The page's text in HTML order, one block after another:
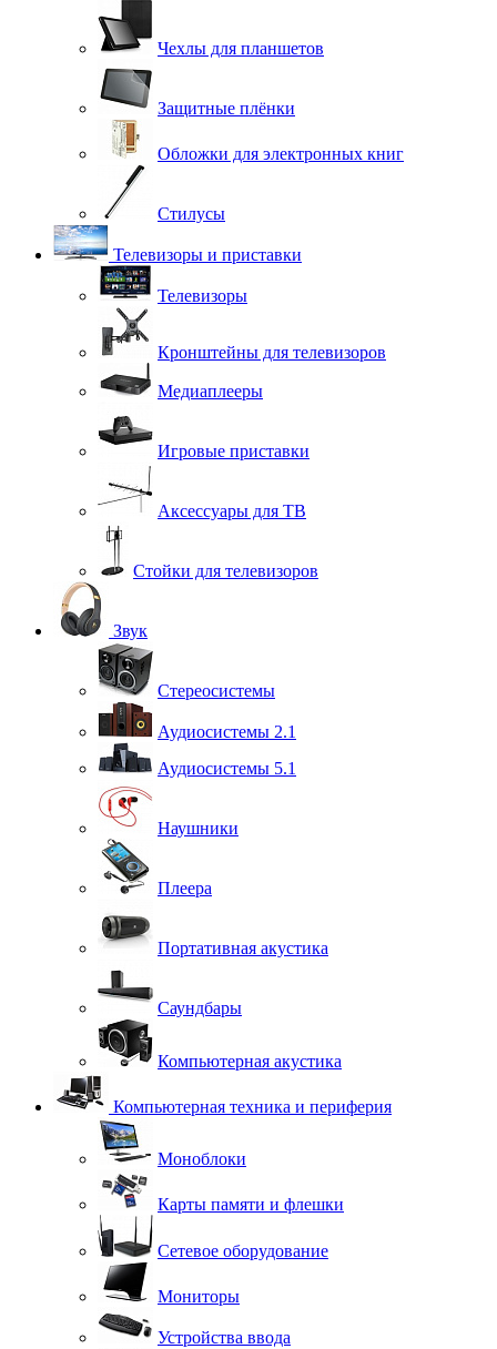
Чехлы для планшетов
Защитные плёнки
Обложки для электронных книг
Стилусы
Телевизоры и приставки
Телевизоры
Кронштейны для телевизоров
Медиаплееры
Игровые приставки
Аксессуары для ТВ
Стойки для телевизоров
Звук
Стереосистемы
Аудиосистемы 2.1
Аудиосистемы 5.1
Наушники
Плеера
Портативная акустика
Саундбары
Компьютерная акустика
Компьютерная техника и периферия
Моноблоки
Карты памяти и флешки
Сетевое оборудование
Мониторы
Устройства ввода